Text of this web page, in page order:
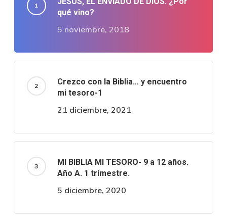
qué vino?
5 noviembre, 2018
Crezco con la Biblia… y encuentro
mi tesoro-1
21 diciembre, 2021
MI BIBLIA MI TESORO- 9 a 12 años.
Año A. 1 trimestre.
5 diciembre, 2020